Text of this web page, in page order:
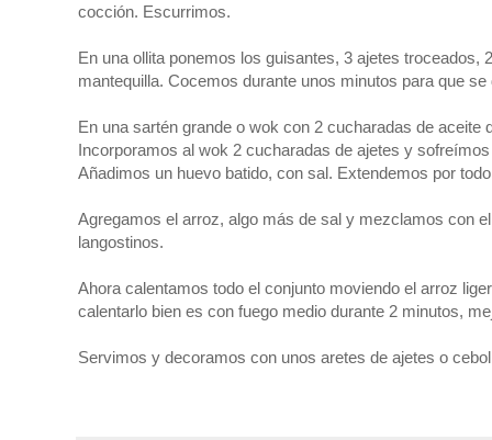
cocción. Escurrimos.
En una ollita ponemos los guisantes, 3 ajetes
mantequilla. Cocemos durante unos minutos para que
En una sartén grande o wok con 2 cucharadas de
Incorporamos al wok 2 cucharadas de ajetes y
Añadimos un huevo batido, con sal. Extendemos por
Agregamos el arroz, algo más de sal y mezclamos con
langostinos.
Ahora calentamos todo el conjunto moviendo el arroz
calentarlo bien es con fuego medio durante 2 minutos,
Servimos y decoramos con unos aretes de ajetes o